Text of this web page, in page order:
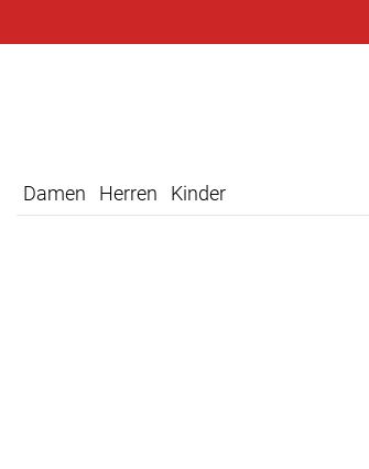
Damen Herren Kinder